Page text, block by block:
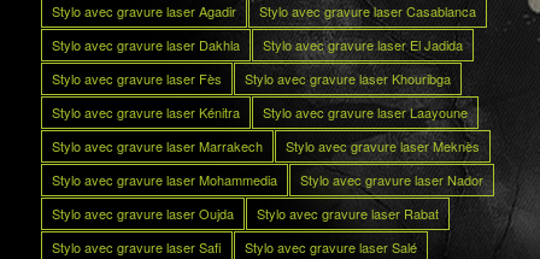
Stylo avec gravure laser Agadir
Stylo avec gravure laser Casablanca
Stylo avec gravure laser Dakhla
Stylo avec gravure laser El Jadida
Stylo avec gravure laser Fès
Stylo avec gravure laser Khouribga
Stylo avec gravure laser Kénitra
Stylo avec gravure laser Laayoune
Stylo avec gravure laser Marrakech
Stylo avec gravure laser Meknès
Stylo avec gravure laser Mohammedia
Stylo avec gravure laser Nador
Stylo avec gravure laser Oujda
Stylo avec gravure laser Rabat
Stylo avec gravure laser Safi
Stylo avec gravure laser Salé